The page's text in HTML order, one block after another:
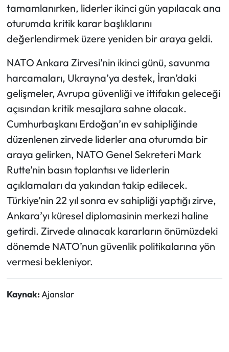
tamamlanırken, liderler ikinci gün yapılacak ana
oturumda kritik karar başlıklarını
değerlendirmek üzere yeniden bir araya geldi.
NATO Ankara Zirvesi’nin ikinci günü, savunma
harcamaları, Ukrayna’ya destek, İran’daki
gelişmeler, Avrupa güvenliği ve ittifakın geleceği
açısından kritik mesajlara sahne olacak.
Cumhurbaşkanı Erdoğan’ın ev sahipliğinde
düzenlenen zirvede liderler ana oturumda bir
araya gelirken, NATO Genel Sekreteri Mark
Rutte’nin basın toplantısı ve liderlerin
açıklamaları da yakından takip edilecek.
Türkiye’nin 22 yıl sonra ev sahipliği yaptığı zirve,
Ankara’yı küresel diplomasinin merkezi haline
getirdi. Zirvede alınacak kararların önümüzdeki
dönemde NATO’nun güvenlik politikalarına yön
vermesi bekleniyor.
Kaynak:Ajanslar